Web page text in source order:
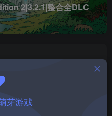
2|3.2.1|整合全DLC
芽游戏